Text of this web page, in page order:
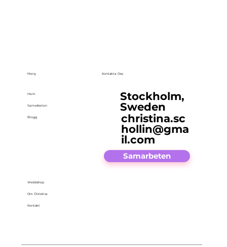
Meny
Hem
Samarbeten
Blogg
Webbshop
Om Christina
Kontakt
Kontakta Oss
Stockholm,
Sweden
christina.sc
hollin@gma
il.com
Samarbeten